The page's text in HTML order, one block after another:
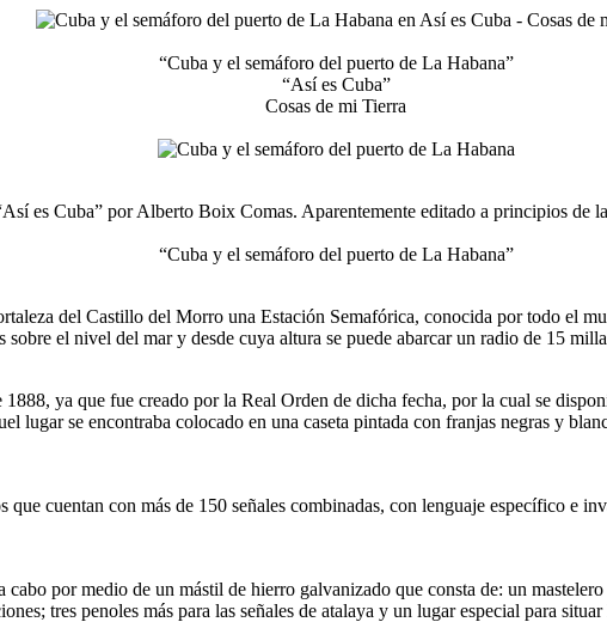
“Cuba y el semáforo del puerto de La Habana”
“Así es Cuba”
Cosas de mi Tierra
es Cuba” por Alberto Boix Comas. Aparentemente editado a principios de
“Cuba y el semáforo del puerto de La Habana”
del Castillo del Morro una Estación Semafórica, conocida por todo el
sobre el nivel del mar y desde cuya altura se puede abarcar un radio de 15
1888, ya que fue creado por la Real Orden de dicha fecha, por la cual se
lugar se encontraba colocado en una caseta pintada con franjas negras y
cuentan con más de 150 señales combinadas, con lenguaje específico e
cabo por medio de un mástil de hierro galvanizado que consta de: un
tres penoles más para las señales de atalaya y un lugar especial para